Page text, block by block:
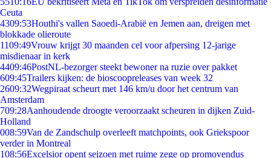
Ceuta
4309:53Houthi's vallen Saoedi-Arabië en Jemen aan, dreigen met
blokkade olieroute
1109:49Vrouw krijgt 30 maanden cel voor afpersing 12-jarige
misdienaar in kerk
4409:46PostNL-bezorger steekt bewoner na ruzie over pakket
609:45Trailers kijken: de bioscoopreleases van week 32
2609:32Wegpiraat scheurt met 146 km/u door het centrum van
Amsterdam
709:28Aanhoudende droogte veroorzaakt scheuren in dijken Zuid-
Holland
008:59Van de Zandschulp overleeft matchpoints, ook Griekspoor
verder in Montreal
108:56Excelsior opent seizoen met ruime zege op promovendus